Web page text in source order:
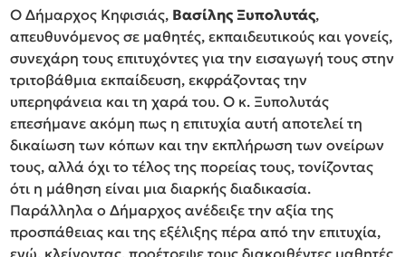
Ο Δήμαρχος Κηφισιάς, Βασίλης Ξυπολυτάς,
απευθυνόμενος σε μαθητές, εκπαιδευτικούς και γονείς,
συνεχάρη τους επιτυχόντες για την εισαγωγή τους στην
τριτοβάθμια εκπαίδευση, εκφράζοντας την
υπερηφάνεια και τη χαρά του. Ο κ. Ξυπολυτάς
επεσήμανε ακόμη πως η επιτυχία αυτή αποτελεί τη
δικαίωση των κόπων και την εκπλήρωση των ονείρων
τους, αλλά όχι το τέλος της πορείας τους, τονίζοντας
ότι η μάθηση είναι μια διαρκής διαδικασία.
Παράλληλα ο Δήμαρχος ανέδειξε την αξία της
προσπάθειας και της εξέλιξης πέρα από την επιτυχία,